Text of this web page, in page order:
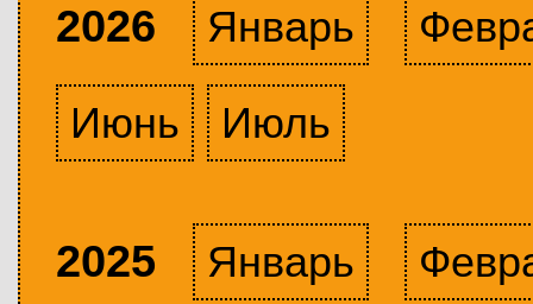
2026 Январь
Июнь
Июль
2025 Январь